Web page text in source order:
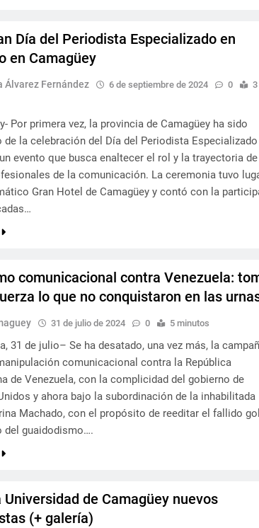
Día del Periodista Especializado en
en Camagüey
Álvarez Fernández 6 de septiembre de 2024 0
3
Por primera vez, la provincia de Camagüey ha sido
de la celebración del Día del Periodista
evento que busca enaltecer el rol y la trayectoria de
de la comunicación. La ceremonia tuvo
Gran Hotel de Camagüey y contó con la
comunicacional contra Venezuela:
lo que no conquistaron en las
31 de julio de 2024 0 5 minutos
31 de julio– Se ha desatado, una vez más, la
comunicacional contra la República
de Venezuela, con la complicidad del gobierno de
y ahora bajo la subordinación de la inhabilitada
Machado, con el propósito de reeditar el fallido
del guaidodismo….
Universidad de Camagüey nuevos
(+ galería)